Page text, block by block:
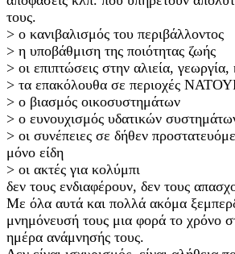
τους.
˃ ο κανιβαλισμός του περιβάλλοντος
˃ η υποβάθμιση της ποιότητας ζωής
˃ οι επιπτώσεις στην αλιεία, γεωργία,
˃ τα επακόλουθα σε περιοχές
˃ ο βιασμός οικοσυστημάτων
˃ ο ευνουχισμός υδατικών
˃ οι συνέπειες σε δήθεν
μόνο είδη
˃ οι ακτές για κολύμπι
δεν τους ενδιαφέρουν, δεν τους
Με όλα αυτά και πολλά ακόμα
μνημόνευσή τους μια φορά το χρόνο
ημέρα ανάμνησής τους.